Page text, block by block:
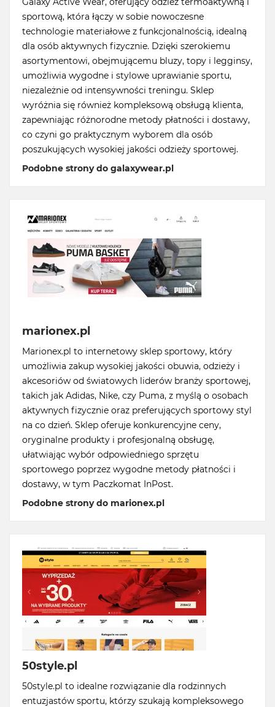
sportową, która łączy w sobie nowoczesne
technologie materiałowe z funkcjonalnością, idealną
dla osób aktywnych fizycznie. Dzięki szerokiemu
asortymentowi, obejmującemu bluzy, topy i legginsy,
umożliwia wygodne i stylowe uprawianie sportu,
niezależnie od intensywności treningu. Sklep
wyróżnia się również kompleksową obsługą klienta,
zapewniając różnorodne metody płatności i dostawy,
co czyni go praktycznym wyborem dla osób
poszukujących wysokiej jakości odzieży sportowej.
Podobne strony do galaxywear.pl
marionex.pl
Marionex.pl to internetowy sklep sportowy, który
umożliwia zakup wysokiej jakości obuwia, odzieży i
akcesoriów od światowych liderów branży sportowej,
takich jak Adidas, Nike, czy Puma, z myślą o osobach
aktywnych fizycznie oraz preferujących sportowy styl
na co dzień. Sklep oferuje konkurencyjne ceny,
oryginalne produkty i profesjonalną obsługę,
ułatwiając wybór odpowiedniego sprzętu
sportowego poprzez wygodne metody płatności i
dostawy, w tym Paczkomat InPost.
Podobne strony do marionex.pl
50style.pl
50style.pl to idealne rozwiązanie dla rodzinnych
entuzjastów sportu, którzy szukają kompleksowego